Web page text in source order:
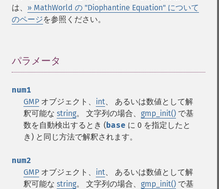
は、 » MathWorld の "Diophantine Equation" について
のページを参照ください。
パラメータ
num1
GMP オブジェクト、 int、 あるいは数値として解
釈可能な string。 文字列の場合、 gmp_init() で基
数を自動検出するとき (base に 0 を指定したと
き) と同じ方法で解釈されます。
num2
GMP オブジェクト、 int、 あるいは数値として解
釈可能な string。 文字列の場合、 gmp_init() で基